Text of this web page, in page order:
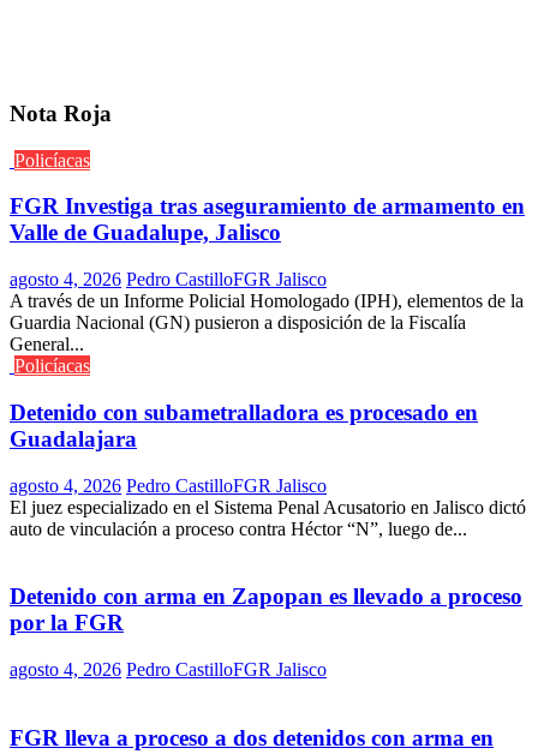
Nota Roja
Policíacas
FGR Investiga tras aseguramiento de armamento en
Valle de Guadalupe, Jalisco
agosto 4, 2026 Pedro CastilloFGR Jalisco
A través de un Informe Policial Homologado (IPH), elementos de la
Guardia Nacional (GN) pusieron a disposición de la Fiscalía
General...
Policíacas
Detenido con subametralladora es procesado en
Guadalajara
agosto 4, 2026 Pedro CastilloFGR Jalisco
El juez especializado en el Sistema Penal Acusatorio en Jalisco dictó
auto de vinculación a proceso contra Héctor “N”, luego de...
Detenido con arma en Zapopan es llevado a proceso
por la FGR
agosto 4, 2026 Pedro CastilloFGR Jalisco
FGR lleva a proceso a dos detenidos con arma en